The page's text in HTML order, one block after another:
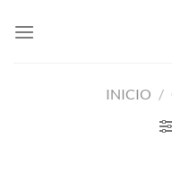
INICIO /